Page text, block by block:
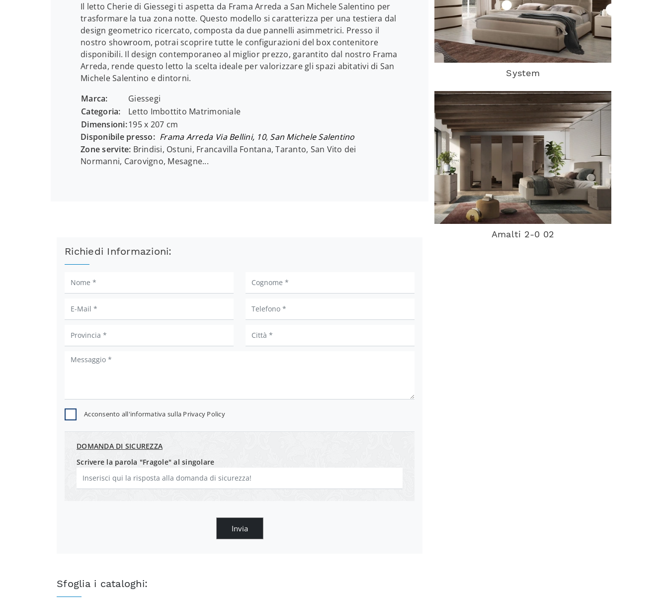
Il letto Cherie di Giessegi ti aspetta da Frama Arreda a San Michele Salentino per
trasformare la tua zona notte. Questo modello si caratterizza per una testiera dal
design geometrico ricercato, composta da due pannelli asimmetrici. Presso il
nostro showroom, potrai scoprire tutte le configurazioni del box contenitore
disponibili. Il design contemporaneo al miglior prezzo, garantito dal nostro Frama
Arreda, rende questo letto la scelta ideale per valorizzare gli spazi abitativi di San
Michele Salentino e dintorni.
Marca:
Giessegi
Categoria:
Letto Imbottito Matrimoniale
Dimensioni:195 x 207 cm
Disponibile presso: Frama Arreda Via Bellini, 10, San Michele Salentino
Zone servite: Brindisi, Ostuni, Francavilla Fontana, Taranto, San Vito dei
Normanni, Carovigno, Mesagne...
Richiedi Informazioni:
Acconsento all'informativa sulla Privacy Policy
DOMANDA DI SICUREZZA
Scrivere la parola "Fragole" al singolare
Invia
Sfoglia i cataloghi:
System
Amalti 2-0 02